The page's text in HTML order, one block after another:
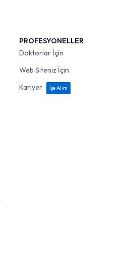
PROFESYONELLER
Doktorlar İçin
Web Siteniz İçin
Kariyer
İşe Alım